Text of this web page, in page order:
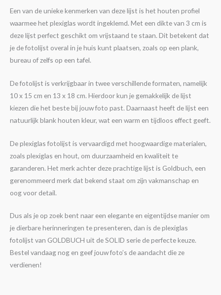
Een van de unieke kenmerken van deze lijst is het houten profiel
waarmee het plexiglas wordt ingeklemd. Met een dikte van 3 cm is
deze lijst perfect geschikt om vrijstaand te staan. Dit betekent dat
je de fotolijst overal in je huis kunt plaatsen, zoals op een plank,
bureau of zelfs op een tafel.
De fotolijst is verkrijgbaar in twee verschillende formaten, namelijk
10 x 15 cm en 13 x 18 cm. Hierdoor kun je gemakkelijk de lijst
kiezen die het beste bij jouw foto past. Daarnaast heeft de lijst een
natuurlijk blank houten kleur, wat een warm en tijdloos effect geeft.
De plexiglas fotolijst is vervaardigd met hoogwaardige materialen,
zoals plexiglas en hout, om duurzaamheid en kwaliteit te
garanderen. Het merk achter deze prachtige lijst is Goldbuch, een
gerenommeerd merk dat bekend staat om zijn vakmanschap en
oog voor detail.
Dus als je op zoek bent naar een elegante en eigentijdse manier om
je dierbare herinneringen te presenteren, dan is de plexiglas
fotolijst van GOLDBUCH uit de SOLID serie de perfecte keuze.
Bestel vandaag nog en geef jouw foto’s de aandacht die ze
verdienen!